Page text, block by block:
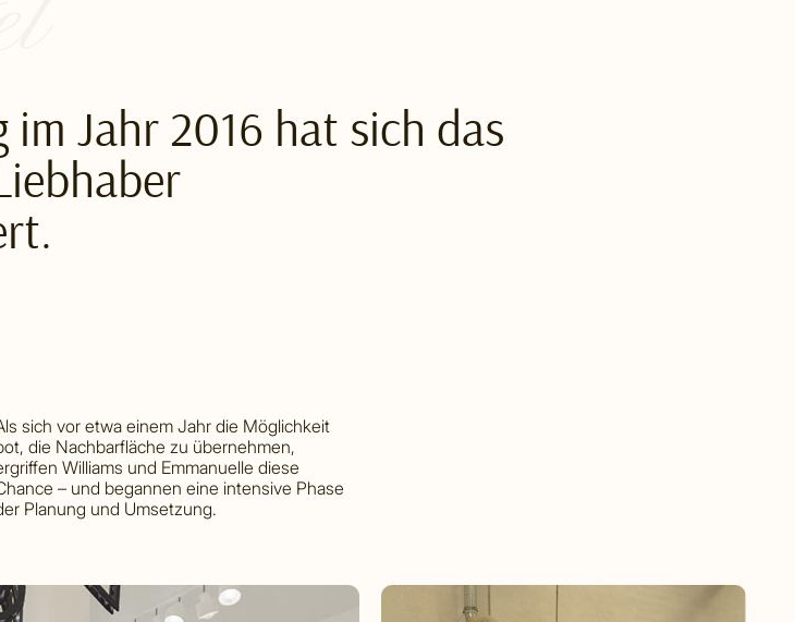
Jahr 2016 hat sich das
sich vor etwa einem Jahr die Möglichkeit
die Nachbarfläche zu übernehmen,
Williams und Emmanuelle diese
– und begannen eine intensive Phase
Planung und Umsetzung.